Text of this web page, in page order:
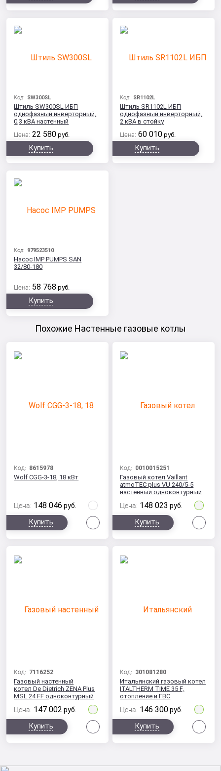
Код: SW300SL
Штиль SW300SL ИБП
однофазный инверторный,
0,3 кВА настенный
Цена: 22 580 руб.
Купить
Код: SR1102L
Штиль SR1102L ИБП
однофазный инверторный,
2 кВА в стойку
Цена: 60 010 руб.
Купить
Код: 979523510
Насос IMP PUMPS SAN
32/80-180
Цена: 58 768 руб.
Купить
Похожие Настенные газовые котлы
Код: 8615978
Wolf CGG-3-18, 18 кВт
Цена: 148 046 руб.
Купить
Код: 0010015251
Газовый котел Vaillant
atmoTEC plus VU 240/5-5
настенный одноконтурный
Цена: 148 023 руб.
Купить
Код: 7116252
Газовый настенный
котел De Dietrich ZENA Plus
MSL 24 FF одноконтурный
Цена: 147 002 руб.
Купить
Код: 301081280
Итальянский газовый котел
ITALTHERM TIME 35 F,
отопление и ГВС
Цена: 146 300 руб.
Купить